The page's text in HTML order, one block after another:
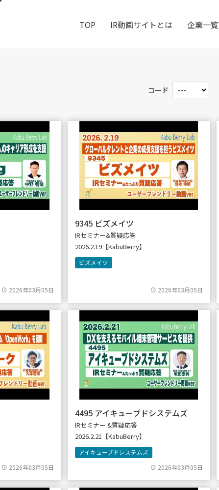
TOP IR動画サイトとは 企業一覧
コード
2026年03月05日
9345 ビズメイツ
IRセミナー&質疑応答
2026.2.19【KabuBerry】
ビズメイツ
2026年03月05日
2026年03月05日
4495 アイキューブドシステムズ
IRセミナー &質疑応答
2026.2.21【KabuBerry】
アイキューブドシステムズ
2026年03月05日